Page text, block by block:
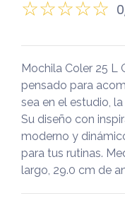
Mochila Coler 25 L
pensado para
sea en el estudio,
Su diseño con
moderno y
para tus rutinas.
largo, 29.0 cm de